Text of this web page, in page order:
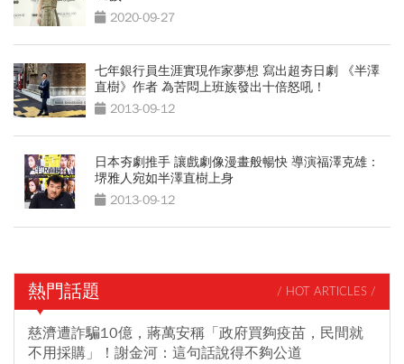
2020-09-27
七年銀行員生涯實現作家夢想 寫出超夯日劇 《半澤
直樹》作者 為苦悶上班族發出十倍怒吼！
2013-09-12
日本夯劇推手 讓戲劇像漫畫般暢快 導演福澤克雄：
堺雅人宛如半澤直樹上身
2013-09-12
熱門話題 / HOT ARTICLES /
慈濟遭詐騙10億，蔣萬安稱「政府買夠疫苗，民間就
不用採購」！謝金河：這句話說得不夠公道